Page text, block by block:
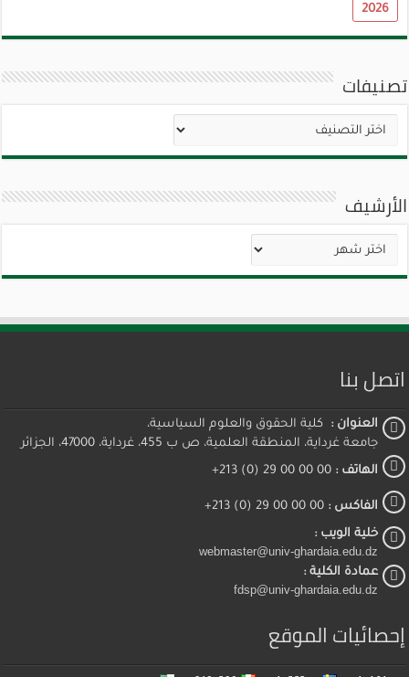
2026
تصنيفات
تصنيفات
الأرشيف
الأرشيف
اتصل بنا
العنوان : كلية الحقوق والعلوم السياسية،
جامعة غرداية، المنطقة العلمية، ص ب 455، غرداية، 47000، الجزائر
الهاتف : 00 00 00 29 (0) 213+
الفاكس : 00 00 00 29 (0) 213+
خلية الويب :
webmaster@univ-ghardaia.edu.dz
عمادة الكلية :
fdsp@univ-ghardaia.edu.dz
إحصائيات الموقع